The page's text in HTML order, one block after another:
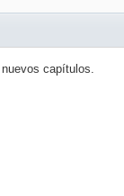
capítulos.